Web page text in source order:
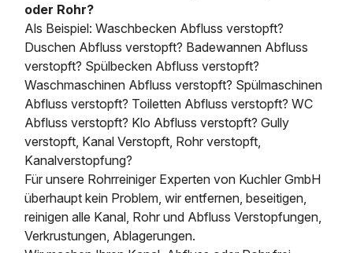
oder Rohr?
Als Beispiel: Waschbecken Abfluss verstopft?
Duschen Abfluss verstopft? Badewannen Abfluss
verstopft? Spülbecken Abfluss verstopft?
Waschmaschinen Abfluss verstopft? Spülmaschinen
Abfluss verstopft? Toiletten Abfluss verstopft? WC
Abfluss verstopft? Klo Abfluss verstopft? Gully
verstopft, Kanal Verstopft, Rohr verstopft,
Kanalverstopfung?
Für unsere Rohrreiniger Experten von Kuchler GmbH
überhaupt kein Problem, wir entfernen, beseitigen,
reinigen alle Kanal, Rohr und Abfluss Verstopfungen,
Verkrustungen, Ablagerungen.